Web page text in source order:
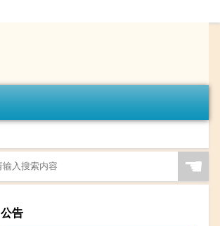
☚
公告